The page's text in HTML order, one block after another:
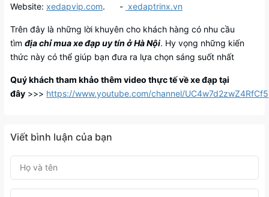
Website: xedapvip.com. - xedaptrinx.vn
Trên đây là những lời khuyên cho khách hàng có nhu cầu
tìm địa chỉ mua xe đạp uy tín ở Hà Nội. Hy vọng những kiến
thức này có thể giúp bạn đưa ra lựa chọn sáng suốt nhất
Quý khách tham khảo thêm video thực tế về xe đạp tại
đây >>> https://www.youtube.com/channel/
Viết bình luận của bạn